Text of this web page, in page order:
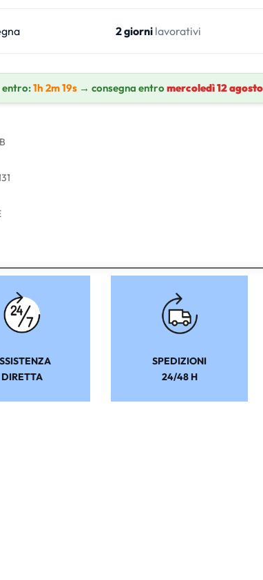
2 giornilavorativi
entro:1h 2m 18s→ consegna entromercoledì 12 agosto
DIRETTA
SPEDIZIONI
24/48 H